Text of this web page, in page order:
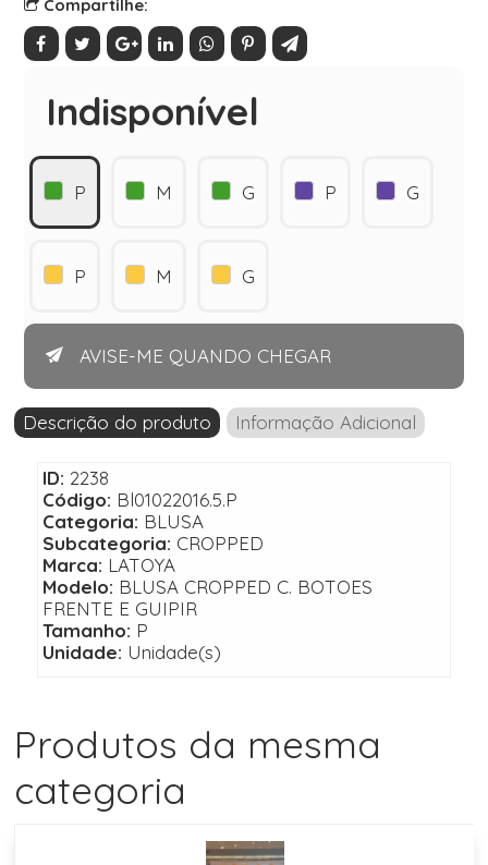
Compartilhe:
Indisponível
P M G P G
P M G
AVISE-ME QUANDO CHEGAR
Descrição do produto Informação Adicional
ID: 2238
Código: Bl01022016.5.P
Categoria: BLUSA
Subcategoria: CROPPED
Marca: LATOYA
Modelo: BLUSA CROPPED C. BOTOES
FRENTE E GUIPIR
Tamanho: P
Unidade: Unidade(s)
Produtos da mesma
categoria